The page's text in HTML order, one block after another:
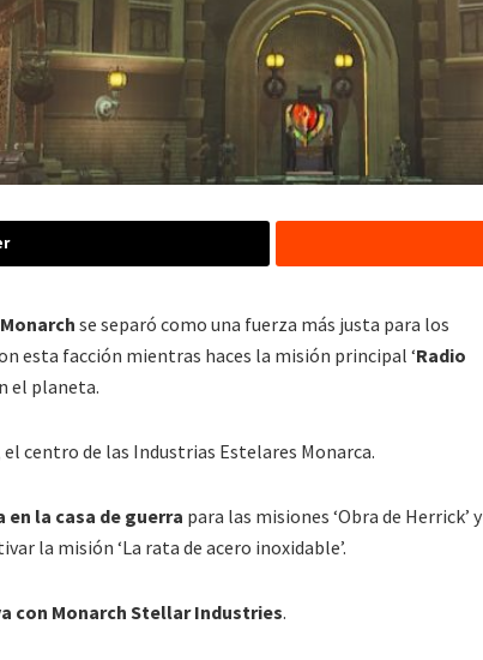
Monarch se separó como una fuerza más justa para los
esta facción mientras haces la misión principal ‘Radio
el planeta.
centro de las Industrias Estelares Monarca.
en la casa de guerra para las misiones ‘Obra de Herrick’ y
la misión ‘La rata de acero inoxidable’.
con Monarch Stellar Industries.